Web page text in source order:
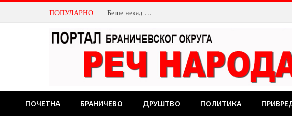
ПОПУЛАРНО Беше некад …
ПОЧЕТНА БРАНИЧЕВО ДРУШТВО ПОЛИТИКА